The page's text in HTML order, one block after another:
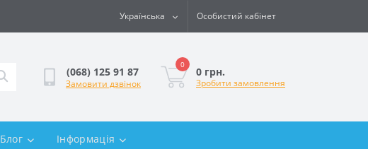
Українська Особистий кабінет
(068) 125 91 87
Замовити дзвінок
0
0 грн.
Зробити замовлення
Блог Інформація